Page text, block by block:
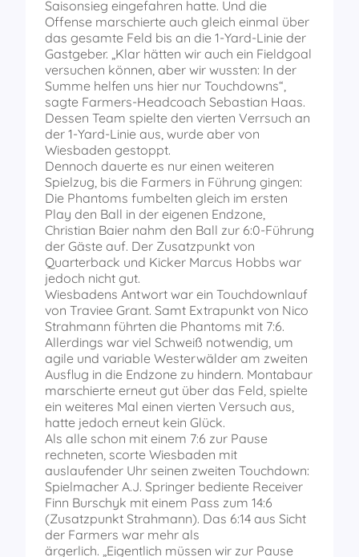
Saisonsieg eingefahren hatte. Und die
Offense marschierte auch gleich einmal über
das gesamte Feld bis an die 1-Yard-Linie der
Gastgeber. „Klar hätten wir auch ein Fieldgoal
versuchen können, aber wir wussten: In der
Summe helfen uns hier nur Touchdowns“,
sagte Farmers-Headcoach Sebastian Haas.
Dessen Team spielte den vierten Verrsuch an
der 1-Yard-Linie aus, wurde aber von
Wiesbaden gestoppt.
Dennoch dauerte es nur einen weiteren
Spielzug, bis die Farmers in Führung gingen:
Die Phantoms fumbelten gleich im ersten
Play den Ball in der eigenen Endzone,
Christian Baier nahm den Ball zur 6:0-Führung
der Gäste auf. Der Zusatzpunkt von
Quarterback und Kicker Marcus Hobbs war
jedoch nicht gut.
Wiesbadens Antwort war ein Touchdownlauf
von Traviee Grant. Samt Extrapunkt von Nico
Strahmann führten die Phantoms mit 7:6.
Allerdings war viel Schweiß notwendig, um
agile und variable Westerwälder am zweiten
Ausflug in die Endzone zu hindern. Montabaur
marschierte erneut gut über das Feld, spielte
ein weiteres Mal einen vierten Versuch aus,
hatte jedoch erneut kein Glück.
Als alle schon mit einem 7:6 zur Pause
rechneten, scorte Wiesbaden mit
auslaufender Uhr seinen zweiten Touchdown:
Spielmacher A.J. Springer bediente Receiver
Finn Burschyk mit einem Pass zum 14:6
(Zusatzpunkt Strahmann). Das 6:14 aus Sicht
der Farmers war mehr als
ärgerlich. „Eigentlich müssen wir zur Pause